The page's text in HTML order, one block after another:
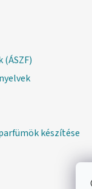
készítése